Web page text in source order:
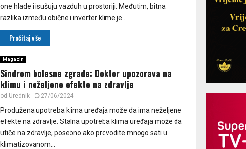
one hlade i isušuju vazduh u prostoriji. Međutim, bitna
razlika između obične i inverter klime je...
Pročitaj više
Magazin
Sindrom bolesne zgrade: Doktor upozorava na
klimu i neželjene efekte na zdravlje
od Urednik 27/06/2024
Produžena upotreba klima uređaja može da ima neželjene
efekte na zdravlje. Stalna upotreba klima uređaja može da
utiče na zdravlje, posebno ako provodite mnogo sati u
klimatizovanom...